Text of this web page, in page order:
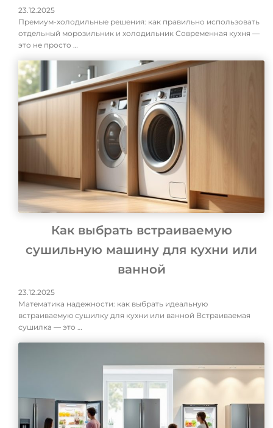
23.12.2025
Премиум-холодильные решения: как правильно использовать
отдельный морозильник и холодильник Современная кухня —
это не просто …
Как выбрать встраиваемую
сушильную машину для кухни или
ванной
23.12.2025
Математика надежности: как выбрать идеальную
встраиваемую сушилку для кухни или ванной Встраиваемая
сушилка — это …